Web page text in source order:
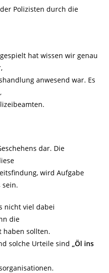
Polizisten durch die
hat wissen wir genau
anwesend war. Es
dar. Die
wird Aufgabe
sein.
nicht viel dabei
die
haben sollten.
solche Urteile sind „Öl ins